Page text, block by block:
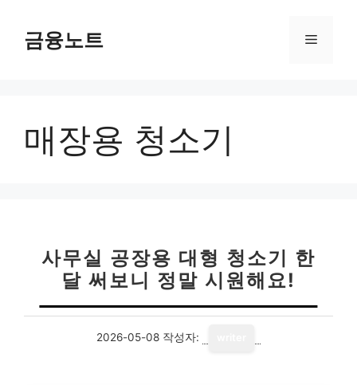
금융노트 메
매장용 청소기
사무실 공장용 대형 청소기 한
달 써보니 정말 시원해요!
2026-05-08 작성자: